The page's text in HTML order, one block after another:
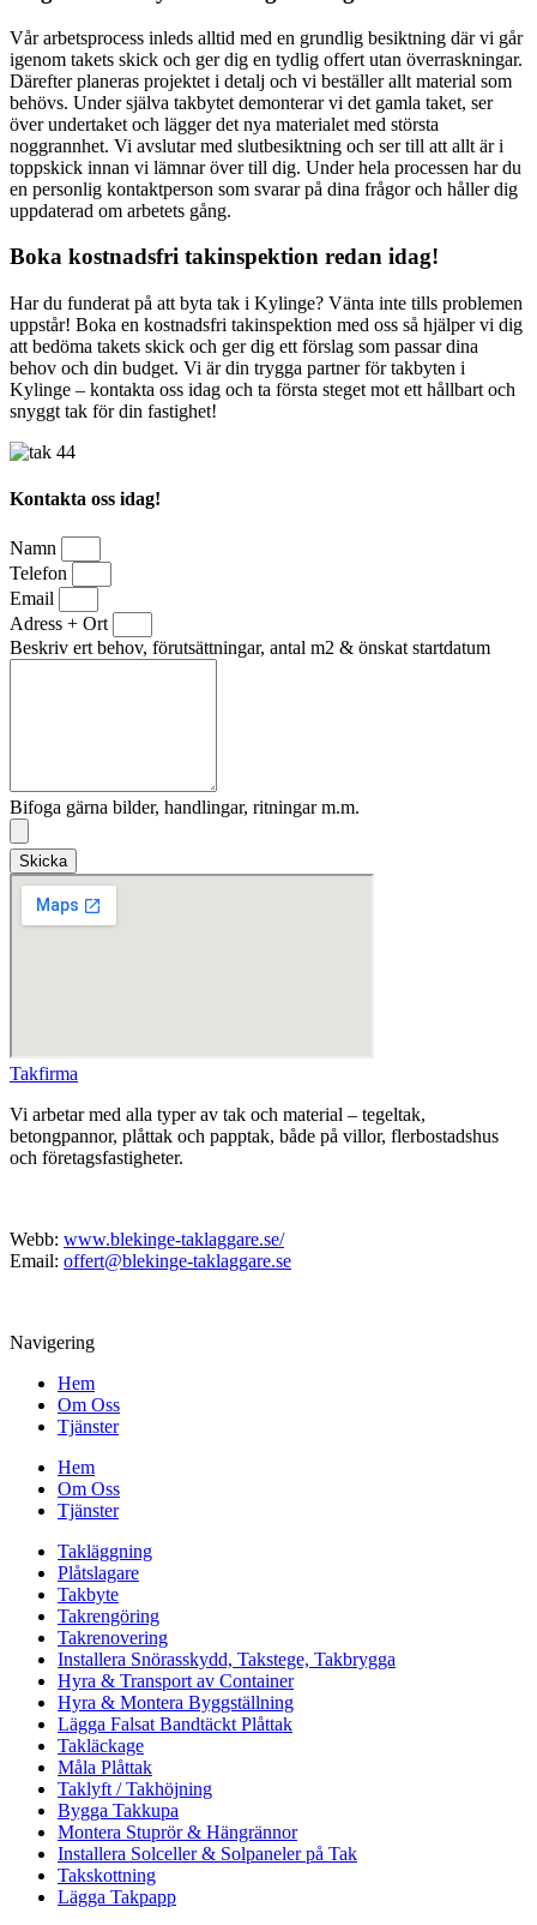
Vår arbetsprocess inleds alltid med en grundlig besiktning där vi går
igenom takets skick och ger dig en tydlig offert utan överraskningar.
Därefter planeras projektet i detalj och vi beställer allt material som
behövs. Under själva takbytet demonterar vi det gamla taket, ser
över undertaket och lägger det nya materialet med största
noggrannhet. Vi avslutar med slutbesiktning och ser till att allt är i
toppskick innan vi lämnar över till dig. Under hela processen har du
en personlig kontaktperson som svarar på dina frågor och håller dig
uppdaterad om arbetets gång.
Boka kostnadsfri takinspektion redan idag!
Har du funderat på att byta tak i Kylinge? Vänta inte tills problemen
uppstår! Boka en kostnadsfri takinspektion med oss så hjälper vi dig
att bedöma takets skick och ger dig ett förslag som passar dina
behov och din budget. Vi är din trygga partner för takbyten i
Kylinge – kontakta oss idag och ta första steget mot ett hållbart och
snyggt tak för din fastighet!
Kontakta oss idag!
Namn
Telefon
Email
Adress + Ort
Beskriv ert behov, förutsättningar, antal m2 & önskat startdatum
Bifoga gärna bilder, handlingar, ritningar m.m.
Skicka
Takfirma
Vi arbetar med alla typer av tak och material – tegeltak,
betongpannor, plåttak och papptak, både på villor, flerbostadshus
och företagsfastigheter.
Webb: www.blekinge-taklaggare.se/
Email: offert@blekinge-taklaggare.se
Navigering
Hem
Om Oss
Tjänster
Hem
Om Oss
Tjänster
Takläggning
Plåtslagare
Takbyte
Takrengöring
Takrenovering
Installera Snörasskydd, Takstege, Takbrygga
Hyra & Transport av Container
Hyra & Montera Byggställning
Lägga Falsat Bandtäckt Plåttak
Takläckage
Måla Plåttak
Taklyft / Takhöjning
Bygga Takkupa
Montera Stuprör & Hängrännor
Installera Solceller & Solpaneler på Tak
Takskottning
Lägga Takpapp